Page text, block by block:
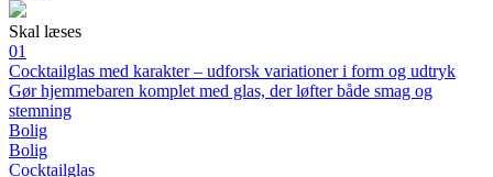
Skal læses
01
Cocktailglas med karakter – udforsk variationer i form og udtryk
Gør hjemmebaren komplet med glas, der løfter både smag og
stemning
Bolig
Bolig
Cocktailglas